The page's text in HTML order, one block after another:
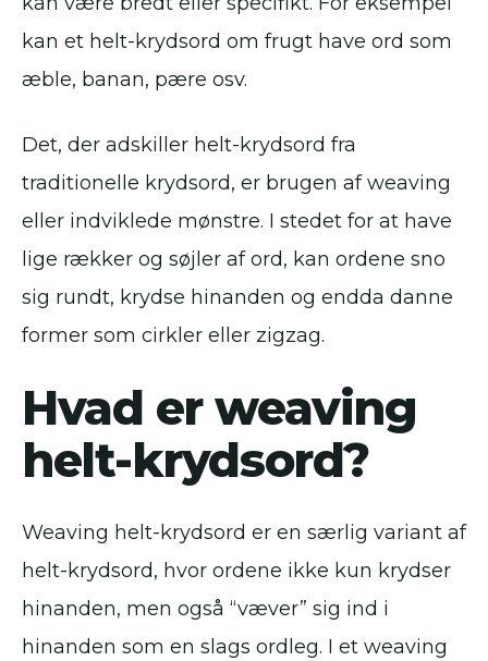
kan et helt-krydsord om frugt have ord som
æble, banan, pære osv.
Det, der adskiller helt-krydsord fra
traditionelle krydsord, er brugen af weaving
eller indviklede mønstre. I stedet for at have
lige rækker og søjler af ord, kan ordene sno
sig rundt, krydse hinanden og endda danne
former som cirkler eller zigzag.
Hvad er weaving
helt-krydsord?
Weaving helt-krydsord er en særlig variant af
helt-krydsord, hvor ordene ikke kun krydser
hinanden, men også “væver” sig ind i
hinanden som en slags ordleg. I et weaving